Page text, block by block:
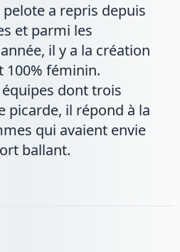
pelote a repris depuis
et parmi les
il y a la création
100% féminin.
dont trois
picarde, il répond à la
qui avaient envie
ballant.